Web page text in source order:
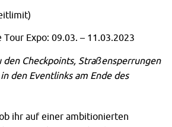
Tour Expo: 09.03. – 11.03.2023
Checkpoints, Straßensperrungen
den Eventlinks am Ende des
ihr auf einer ambitionierten